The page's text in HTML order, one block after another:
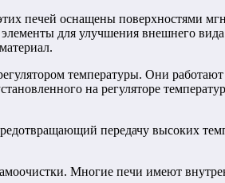
печей оснащены поверхностями
для улучшения внешнего
температуры. Они работают
на регуляторе
передачу высоких
Многие печи имеют